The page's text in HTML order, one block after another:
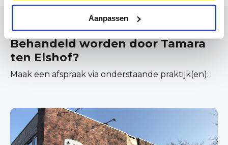
Aanpassen
Behandeld worden door Tamara
ten Elshof?
Maak een afspraak via onderstaande praktijk(en):